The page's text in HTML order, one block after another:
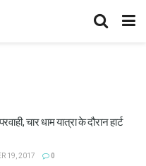
चार धाम यात्रा के दौरान हार्ट
19, 2017 0